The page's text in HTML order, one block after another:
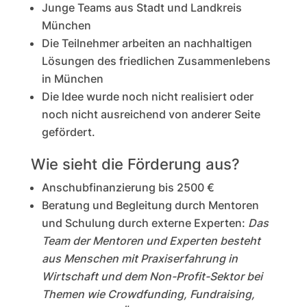
Junge Teams aus Stadt und Landkreis
München
Die Teilnehmer arbeiten an nachhaltigen
Lösungen des friedlichen Zusammenlebens
in München
Die Idee wurde noch nicht realisiert oder
noch nicht ausreichend von anderer Seite
gefördert.
Wie sieht die Förderung aus?
Anschubfinanzierung bis 2500 €
Beratung und Begleitung durch Mentoren
und Schulung durch externe Experten: Das
Team der Mentoren und Experten besteht
aus Menschen mit Praxiserfahrung in
Wirtschaft und dem Non-Profit-Sektor bei
Themen wie Crowdfunding, Fundraising,